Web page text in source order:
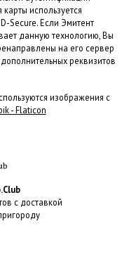
используется
Secure. Если Эмитент
данную технологию, Вы
на его сервер
реквизитов
изображения с
- Flaticon
с доставкой